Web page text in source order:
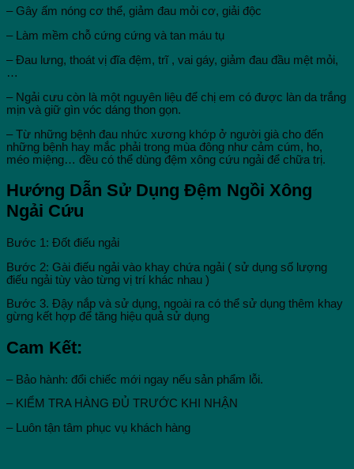
– Gây ấm nóng cơ thể, giảm đau mỏi cơ, giải độc
– Làm mềm chỗ cứng cứng và tan máu tụ
– Đau lưng, thoát vị đĩa đệm, trĩ , vai gáy, giảm đau đầu mệt mỏi,
…
– Ngải cưu còn là một nguyên liệu để chị em có được làn da trắng
mịn và giữ gìn vóc dáng thon gọn.
– Từ những bệnh đau nhức xương khớp ở người già cho đến
những bệnh hay mắc phải trong mùa đông như cảm cúm, ho,
méo miệng… đều có thể dùng đệm xông cứu ngải để chữa trị.
Hướng Dẫn Sử Dụng Đệm Ngồi Xông
Ngải Cứu
Bước 1: Đốt điếu ngải
Bước 2: Gài điếu ngải vào khay chứa ngải ( sử dụng số lượng
điếu ngải tùy vào từng vị trí khác nhau )
Bước 3. Đậy nắp và sử dụng, ngoài ra có thể sử dụng thêm khay
gừng kết hợp để tăng hiệu quả sử dụng
Cam Kết:
– Bảo hành: đổi chiếc mới ngay nếu sản phẩm lỗi.
– KIỂM TRA HÀNG ĐỦ TRƯỚC KHI NHẬN
– Luôn tận tâm phục vụ khách hàng